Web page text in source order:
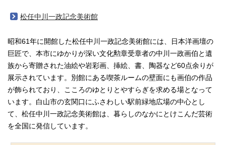
松任中川一政記念美術館
昭和61年に開館した松任中川一政記念美術館には、日本洋画壇の
巨匠で、本市にゆかりが深い文化勲章受章者の中川一政画伯と遺
族から寄贈された油絵や岩彩画、挿絵、書、陶器など60点余りが
展示されています。別館にある喫茶ルームの壁面にも画伯の作品
が飾られており、こころのゆとりとやすらぎを求める場となって
います。白山市の玄関口にふさわしい駅前緑地広場の中心とし
て、松任中川一政記念美術館は、暮らしのなかにとけこんだ芸術
を全国に発信しています。